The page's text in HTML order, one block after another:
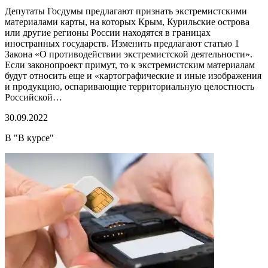
Депутаты Госдумы предлагают признать экстремистскими
материалами карты, на которых Крым, Курильские острова
или другие регионы России находятся в границах
иностранных государств. Изменить предлагают статью 1
Закона «О противодействии экстремистской деятельности».
Если законопроект примут, то к экстремистским материалам
будут относить еще и «картографические и иные изображения
и продукцию, оспаривающие территориальную целостность
Российской…
30.09.2022
В "В курсе"